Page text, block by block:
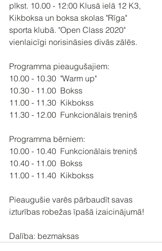
plkst. 10.00 - 12:00 Klusā ielā 12 K3,
Kikboksa un boksa skolas "Rīga"
sporta klubā. "Open Class 2020"
vienlaicīgi norisināsies divās zālēs.
Programma pieaugušajiem:
10.00 - 10.30  "Warm up"
10.30 - 11.00  Bokss
11.00 - 11.30  Kikbokss
11.30 - 12.00  Funkcionālais treniņš
Programma bērniem:
10.00 - 10.40  Funkcionālais treniņš
10.40 - 11.00  Bokss
11.00 - 11.40  Kikbokss
Pieaugušie varēs pārbaudīt savas
izturības robežas īpašā izaicinājumā!
Dalība: bezmaksas